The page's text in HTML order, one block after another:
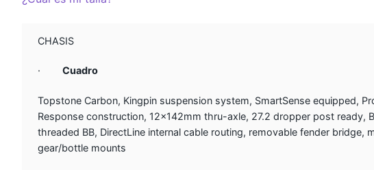
CHASIS
·Cuadro
Topstone Carbon, Kingpin suspension system, SmartSense equipped,
Response construction, 12x142mm thru-axle, 27.2 dropper post ready,
threaded BB, DirectLine internal cable routing, removable fender bridge,
gear/bottle mounts